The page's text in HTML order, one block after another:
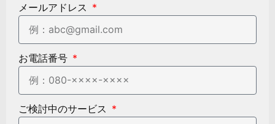
メールアドレス
お電話番号
ご検討中のサービス